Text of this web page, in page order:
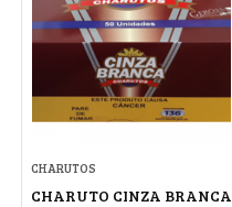
CHARUTOS
CHARUTO CINZA BRANCA